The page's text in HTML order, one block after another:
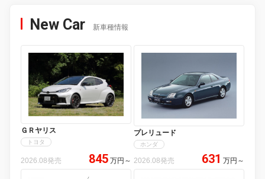
New Car 新車種情報
ＧＲヤリス
トヨタ
2026.08発売 845 万円 ～
プレリュード
ホンダ
2026.08発売 631 万円 ～